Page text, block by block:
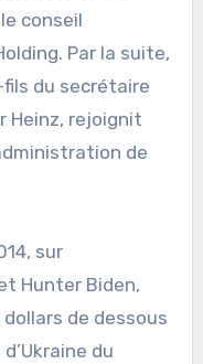
conseil
Par la suite,
du secrétaire
Heinz, rejoignit
de
sur
Hunter Biden,
de dessous
du